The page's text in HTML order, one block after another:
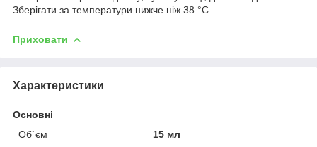
Зберігати за температури нижче ніж 38 °C.
Приховати
Характеристики
Основні
Об`єм
15 мл